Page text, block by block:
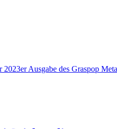
Ausgabe des Graspop